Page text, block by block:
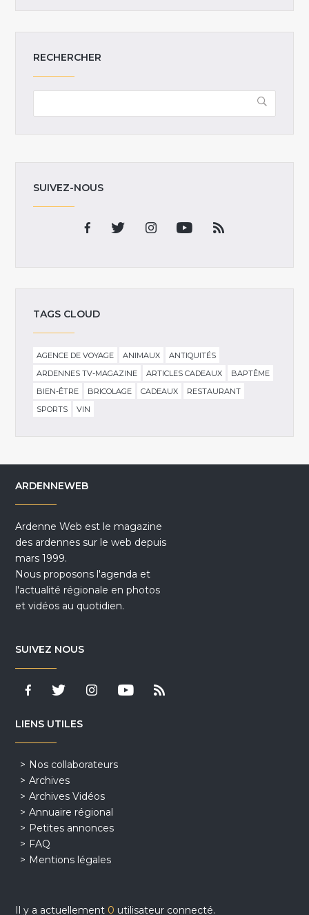
RECHERCHER
SUIVEZ-NOUS
TAGS CLOUD
AGENCE DE VOYAGE ANIMAUX
ANTIQUITÉS
ARDENNES TV-MAGAZINE
ARTICLES CADEAUX
BAPTÊME
BIEN-ÊTRE
BRICOLAGE CADEAUX
RESTAURANT
SPORTS
VIN
ARDENNEWEB
Ardenne Web est le magazine
des ardennes sur le web depuis
mars 1999.
Nous proposons l'agenda et
l'actualité régionale en photos
et vidéos au quotidien.
SUIVEZ NOUS
LIENS UTILES
Nos collaborateurs
Archives
Archives Vidéos
Annuaire régional
Petites annonces
FAQ
Mentions légales
Il y a actuellement 0 utilisateur connecté.